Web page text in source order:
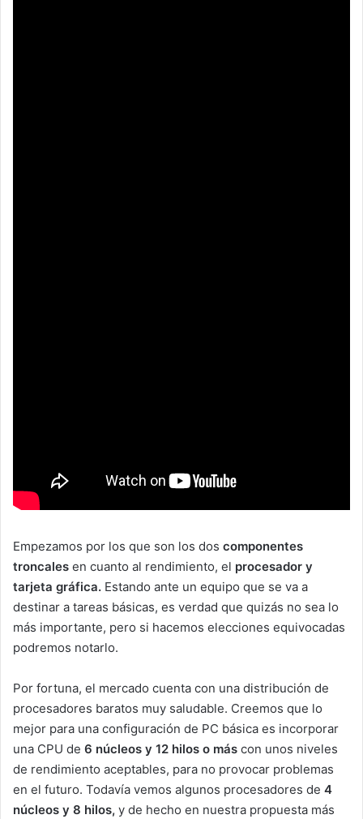
Empezamos por los que son los dos componentes
troncales en cuanto al rendimiento, el procesador y
tarjeta gráfica. Estando ante un equipo que se va a
destinar a tareas básicas, es verdad que quizás no sea lo
más importante, pero si hacemos elecciones equivocadas
podremos notarlo.
Por fortuna, el mercado cuenta con una distribución de
procesadores baratos muy saludable. Creemos que lo
mejor para una configuración de PC básica es incorporar
una CPU de 6 núcleos y 12 hilos o más con unos niveles
de rendimiento aceptables, para no provocar problemas
en el futuro. Todavía vemos algunos procesadores de 4
núcleos y 8 hilos, y de hecho en nuestra propuesta más